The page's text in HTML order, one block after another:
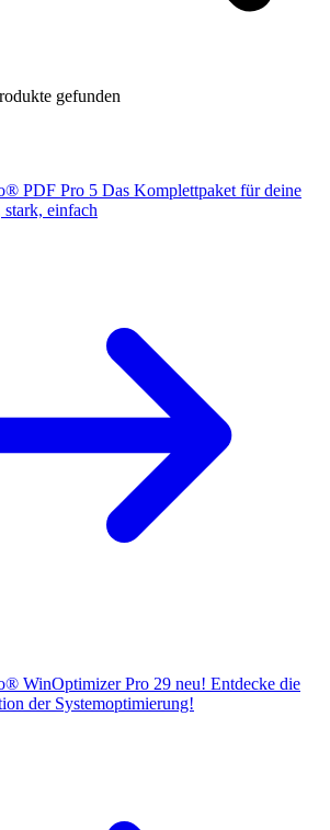
gefunden
® PDF Pro 5 Das Komplettpaket für deine
einfach
® WinOptimizer Pro 29 neu! Entdecke die
der Systemoptimierung!